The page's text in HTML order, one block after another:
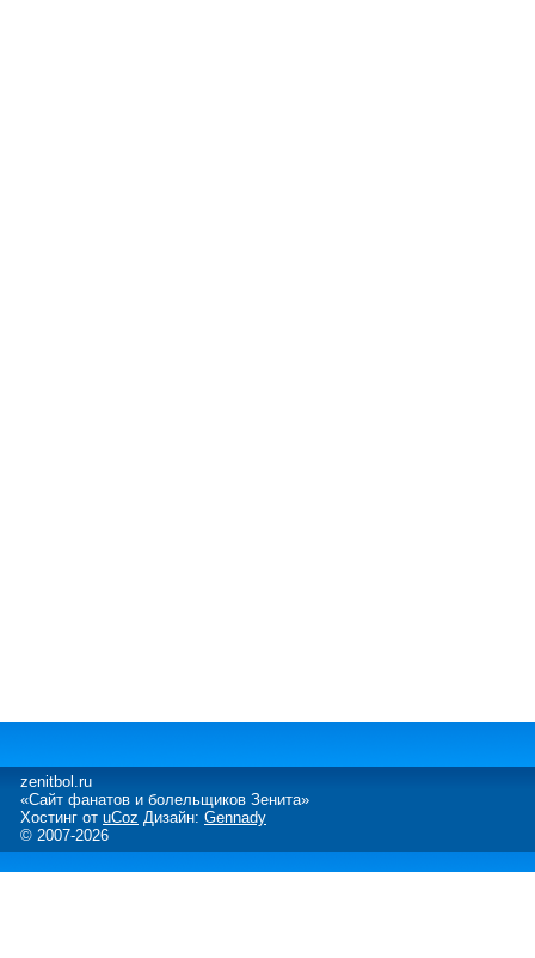
zenitbol.ru
«Сайт фанатов и болельщиков Зенита»
Хостинг от uCoz Дизайн: Gennady
© 2007-2026